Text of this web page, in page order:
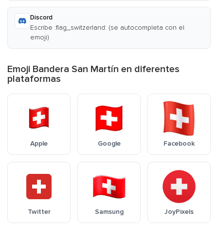
Discord
Escribe :flag_switzerland: (se autocompleta con el
emoji)
Emoji Bandera San Martín en diferentes
plataformas
Apple Google Facebook
Twitter Samsung JoyPixels